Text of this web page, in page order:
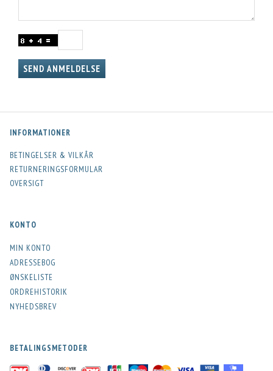
SEND ANMELDELSE
INFORMATIONER
BETINGELSER & VILKÅR
RETURNERINGSFORMULAR
OVERSIGT
KONTO
MIN KONTO
ADRESSEBOG
ØNSKELISTE
ORDREHISTORIK
NYHEDSBREV
BETALINGSMETODER